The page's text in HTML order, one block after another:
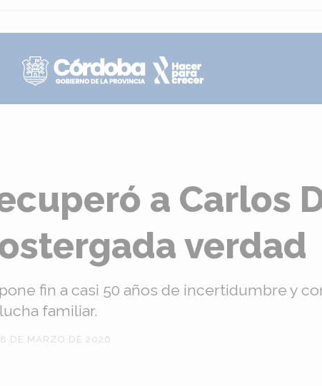
a Carlos
verdad
fin a casi 50 años de incertidumbre y
familiar.
DE MARZO DE 2026